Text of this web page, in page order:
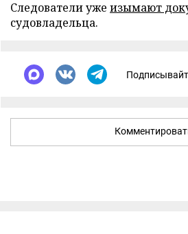
Следователи уже изымают
судовладельца.